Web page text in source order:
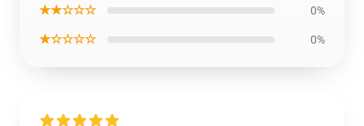
★★☆☆☆ 0%
★☆☆☆☆ 0%